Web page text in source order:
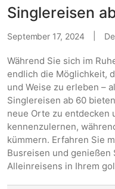
Singlereisen
September 17, 2024
Während Sie sich im
endlich die Möglichkeit,
und Weise zu erleben –
Singlereisen ab 60
neue Orte zu entdecken
kennenzulernen,
kümmern. Erfahren Sie
Busreisen und genießen
Alleinreisens in Ihrem